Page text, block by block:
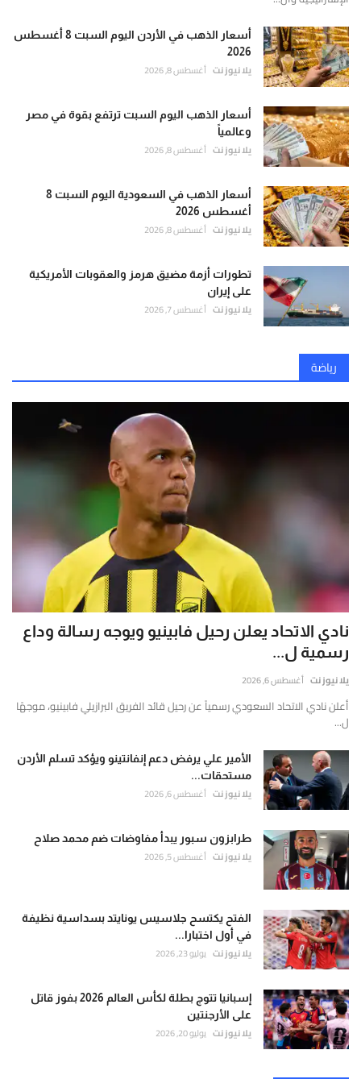
أسعار الذهب في الأردن اليوم السبت 8 أغسطس
2026
يلا نيوز نت أغسطس 8, 2026
أسعار الذهب اليوم السبت ترتفع بقوة في مصر
وعالمياً
يلا نيوز نت أغسطس 8, 2026
أسعار الذهب في السعودية اليوم السبت 8
أغسطس 2026
يلا نيوز نت أغسطس 8, 2026
تطورات أزمة مضيق هرمز والعقوبات الأمريكية
على إيران
يلا نيوز نت أغسطس 7, 2026
رياضة
نادي الاتحاد يعلن رحيل فابينيو ويوجه رسالة وداع
رسمية ل...
يلا نيوز نت أغسطس 6, 2026
أعلن نادي الاتحاد السعودي رسمياً عن رحيل قائد الفريق البرازيلي فابينيو، موجهًا
ل...
الأمير علي يرفض دعم إنفانتينو ويؤكد تسلم الأردن
مستحقات...
يلا نيوز نت أغسطس 6, 2026
طرابزون سبور يبدأ مفاوضات ضم محمد صلاح
يلا نيوز نت أغسطس 5, 2026
الفتح يكتسح جلاسيس يونايتد بسداسية نظيفة
في أول اختبارا...
يلا نيوز نت يوليو 23, 2026
إسبانيا تتوج بطلة لكأس العالم 2026 بفوز قاتل
على الأرجنتين
يلا نيوز نت يوليو 20, 2026